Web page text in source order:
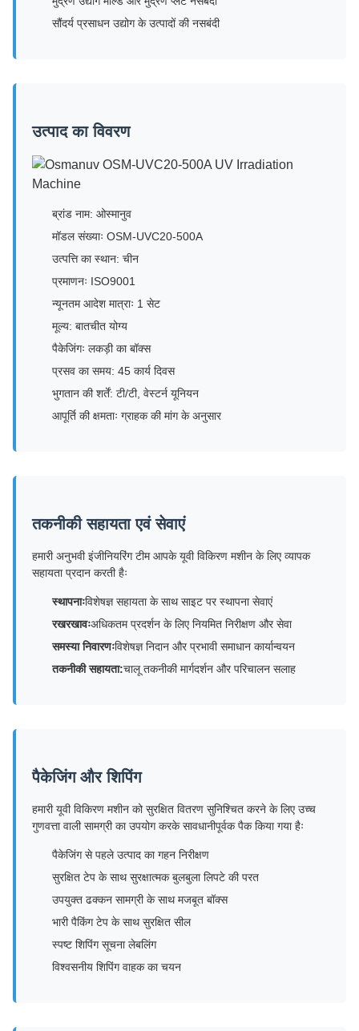
सौंदर्य प्रसाधन उद्योग के उत्पादों की नसबंदी
उत्पाद का विवरण
ब्रांड नाम: ओस्मानुव
मॉडल संख्याः OSM-UVC20-500A
उत्पत्ति का स्थान: चीन
प्रमाणनः ISO9001
न्यूनतम आदेश मात्राः 1 सेट
मूल्य: बातचीत योग्य
पैकेजिंगः लकड़ी का बॉक्स
प्रसव का समय: 45 कार्य दिवस
भुगतान की शर्तें: टी/टी, वेस्टर्न यूनियन
आपूर्ति की क्षमताः ग्राहक की मांग के अनुसार
तकनीकी सहायता एवं सेवाएं
हमारी अनुभवी इंजीनियरिंग टीम आपके यूवी विकिरण मशीन के लिए व्यापक
सहायता प्रदान करती हैः
स्थापनाःविशेषज्ञ सहायता के साथ साइट पर स्थापना सेवाएं
रखरखावःअधिकतम प्रदर्शन के लिए नियमित निरीक्षण और सेवा
समस्या निवारणःविशेषज्ञ निदान और प्रभावी समाधान कार्यान्वयन
तकनीकी सहायता:चालू तकनीकी मार्गदर्शन और परिचालन सलाह
पैकेजिंग और शिपिंग
हमारी यूवी विकिरण मशीन को सुरक्षित वितरण सुनिश्चित करने के लिए उच्च
गुणवत्ता वाली सामग्री का उपयोग करके सावधानीपूर्वक पैक किया गया हैः
पैकेजिंग से पहले उत्पाद का गहन निरीक्षण
सुरक्षित टेप के साथ सुरक्षात्मक बुलबुला लिपटे की परत
उपयुक्त ढक्कन सामग्री के साथ मजबूत बॉक्स
भारी पैकिंग टेप के साथ सुरक्षित सील
स्पष्ट शिपिंग सूचना लेबलिंग
विश्वसनीय शिपिंग वाहक का चयन